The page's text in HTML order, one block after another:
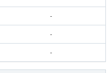
-
-
-